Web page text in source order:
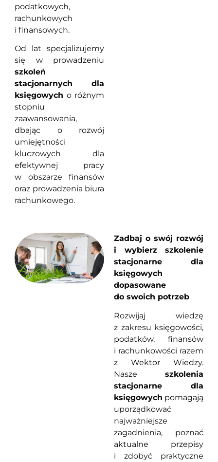
podatkowych,
rachunkowych
i finansowych.
Od lat specjalizujemy
się w prowadzeniu
szkoleń
stacjonarnych dla
księgowych o różnym
stopniu
zaawansowania,
dbając o rozwój
umiejętności
kluczowych dla
efektywnej pracy
w obszarze finansów
oraz prowadzenia biura
rachunkowego.
Zadbaj o swój rozwój
i wybierz szkolenie
stacjonarne dla
księgowych
dopasowane
do swoich potrzeb
Rozwijaj wiedzę
z zakresu księgowości,
podatków, finansów
i rachunkowości razem
z Wektor Wiedzy.
Nasze szkolenia
stacjonarne dla
księgowych pomagają
uporządkować
najważniejsze
zagadnienia, poznać
aktualne przepisy
i zdobyć praktyczne